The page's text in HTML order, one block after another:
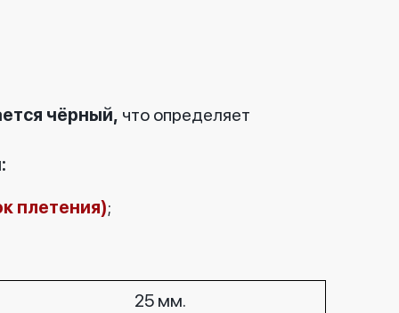
чёрный, что определяет
плетения);
25 мм.